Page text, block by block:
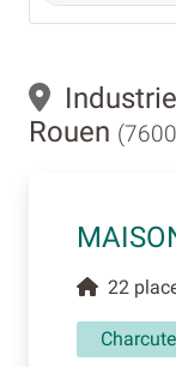
Rouen
22